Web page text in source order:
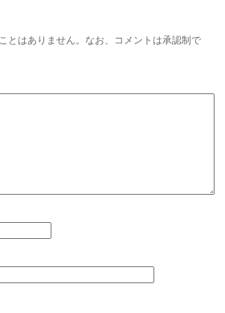
とはありません。なお、コメントは承認制で